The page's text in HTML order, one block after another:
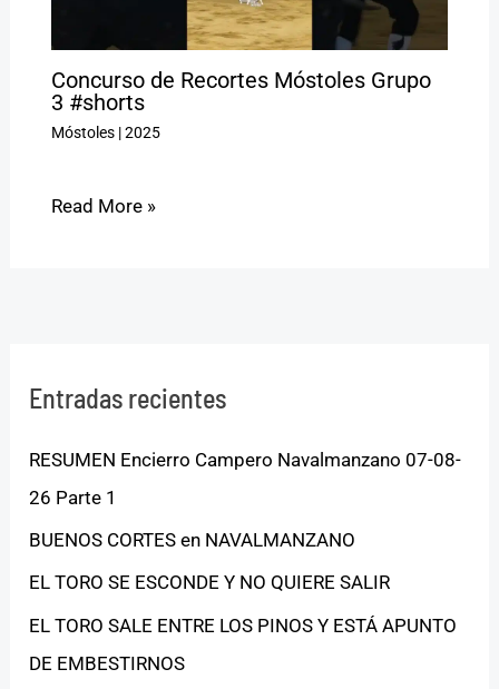
Concurso de Recortes Móstoles Grupo
3 #shorts
Móstoles|2025
Read More »
Entradas recientes
RESUMEN Encierro Campero Navalmanzano 07-08-
26 Parte 1
BUENOS CORTES en NAVALMANZANO
EL TORO SE ESCONDE Y NO QUIERE SALIR
EL TORO SALE ENTRE LOS PINOS Y ESTÁ APUNTO
DE EMBESTIRNOS